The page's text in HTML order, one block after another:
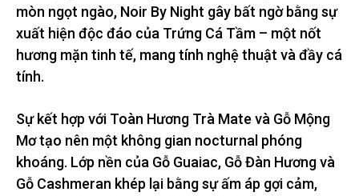
mòn ngọt ngào, Noir By Night gây bất ngờ bằng sự
xuất hiện độc đáo của Trứng Cá Tầm – một nốt
hương mặn tinh tế, mang tính nghệ thuật và đầy cá
tính.
Sự kết hợp với Toàn Hương Trà Mate và Gỗ Mộng
Mơ tạo nên một không gian nocturnal phóng
khoáng. Lớp nền của Gỗ Guaiac, Gỗ Đàn Hương và
Gỗ Cashmeran khép lại bằng sự ấm áp gợi cảm,